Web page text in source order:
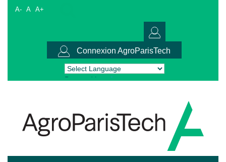
A- A A+
Connexion AgroParisTech
Powered by Translate